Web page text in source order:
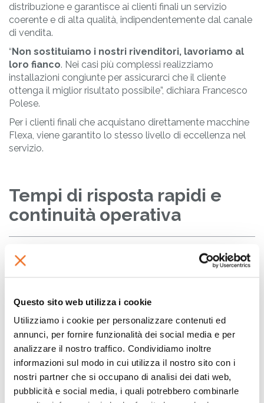
Questo sito web utilizza i cookie
Utilizziamo i cookie per personalizzare contenuti ed
annunci, per fornire funzionalità dei social media e per
analizzare il nostro traffico. Condividiamo inoltre
informazioni sul modo in cui utilizza il nostro sito con i
nostri partner che si occupano di analisi dei dati web,
pubblicità e social media, i quali potrebbero combinarle
distribuzione e garantisce ai clienti finali un servizio
coerente e di alta qualità, indipendentemente dal canale
di vendita.
“Non sostituiamo i nostri rivenditori, lavoriamo al
loro fianco. Nei casi più complessi realizziamo
installazioni congiunte per assicurarci che il cliente
ottenga il miglior risultato possibile”, dichiara Francesco
Polese.
Per i clienti finali che acquistano direttamente macchine
Flexa, viene garantito lo stesso livello di eccellenza nel
servizio.
Tempi di risposta rapidi e
continuità operativa
fattore critico. Anche brevi interruzioni possono
comportare costi significativi e perdite di produttività.
tempi di risposta rapidi e sulla continuità operativa.
Tutte lerichieste di assistenzavengono prese in
caricoentro la giornata lavorativa, garantendo una
risposta veloce e un'azione immediata.
Questa reattività è supportata da un altro elemento
fondamentale del servizio post-vendita Flexa: la
disponibilità dei ricambi . Flexa mantiene una